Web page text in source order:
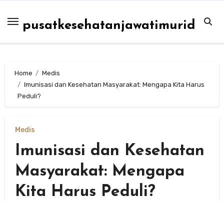
content
pusatkesehatanjawatimurid
Home
Medis
Imunisasi dan Kesehatan Masyarakat: Mengapa Kita Harus
Peduli?
Medis
Imunisasi dan Kesehatan
Masyarakat: Mengapa
Kita Harus Peduli?